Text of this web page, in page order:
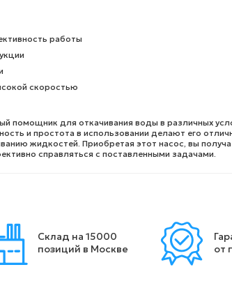
работы
скоростью
помощник для откачивания воды в различных
и простота в использовании делают его
жидкостей. Приобретая этот насос, вы
справляться с поставленными задачами.
Склад на 15000
позиций в Москве
от